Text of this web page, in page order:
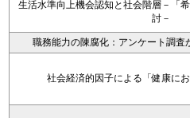
生活水準向上機会認知と社会階層－「
討－
職務能力の陳腐化：アンケート調査
社会経済的因子による「健康に